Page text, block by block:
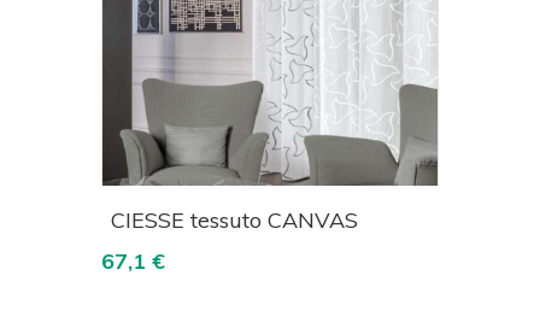
Acquista Visualizza
CIESSE tessuto CANVAS
67,1 €